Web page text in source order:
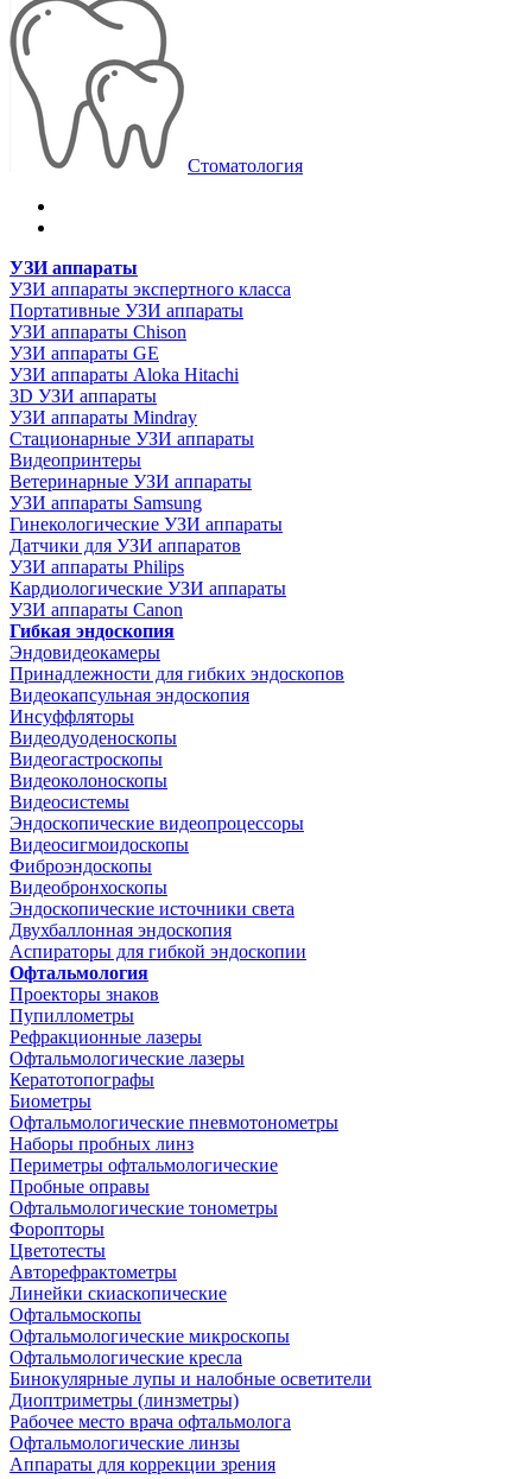
Стоматология
УЗИ аппараты
УЗИ аппараты экспертного класса
Портативные УЗИ аппараты
УЗИ аппараты Chison
УЗИ аппараты GE
УЗИ аппараты Aloka Hitachi
3D УЗИ аппараты
УЗИ аппараты Mindray
Стационарные УЗИ аппараты
Видеопринтеры
Ветеринарные УЗИ аппараты
УЗИ аппараты Samsung
Гинекологические УЗИ аппараты
Датчики для УЗИ аппаратов
УЗИ аппараты Philips
Кардиологические УЗИ аппараты
УЗИ аппараты Canon
Гибкая эндоскопия
Эндовидеокамеры
Принадлежности для гибких эндоскопов
Видеокапсульная эндоскопия
Инсуффляторы
Видеодуоденоскопы
Видеогастроскопы
Видеоколоноскопы
Видеосистемы
Эндоскопические видеопроцессоры
Видеосигмоидоскопы
Фиброэндоскопы
Видеобронхоскопы
Эндоскопические источники света
Двухбаллонная эндоскопия
Аспираторы для гибкой эндоскопии
Офтальмология
Проекторы знаков
Пупиллометры
Рефракционные лазеры
Офтальмологические лазеры
Кератотопографы
Биометры
Офтальмологические пневмотонометры
Наборы пробных линз
Периметры офтальмологические
Пробные оправы
Офтальмологические тонометры
Форопторы
Цветотесты
Авторефрактометры
Линейки скиаскопические
Офтальмоскопы
Офтальмологические микроскопы
Офтальмологические кресла
Бинокулярные лупы и налобные осветители
Диоптриметры (линзметры)
Рабочее место врача офтальмолога
Офтальмологические линзы
Аппараты для коррекции зрения